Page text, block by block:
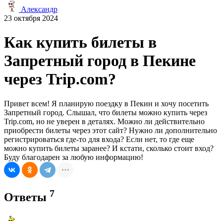
Александр
23 октября 2024
Как купить билеты в
Запретный город в Пекине
через Trip.com?
Привет всем! Я планирую поездку в Пекин и хочу посетить
Запретный город. Слышал, что билеты можно купить через
Trip.com, но не уверен в деталях. Можно ли действительно
приобрести билеты через этот сайт? Нужно ли дополнительно
регистрироваться где-то для входа? Если нет, то где еще
можно купить билеты заранее? И кстати, сколько стоит вход?
Буду благодарен за любую информацию!
Ответы 7